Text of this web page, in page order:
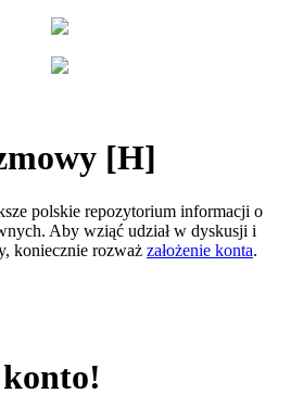
[H]
polskie repozytorium informacji o
Aby wziąć udział w dyskusji i
koniecznie rozważ założenie konta.
konto!